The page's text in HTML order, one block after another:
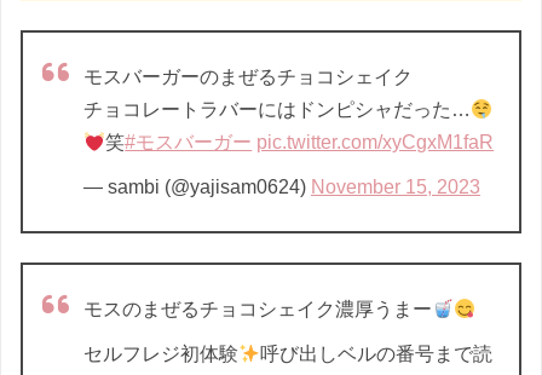
モスバーガーのまぜるチョコシェイク
チョコレートラバーにはドンピシャだった…
笑#モスバーガー pic.twitter.com/xyCgxM1faR
— sambi (@yajisam0624) November 15, 2023
モスのまぜるチョコシェイク濃厚うまー
セルフレジ初体験
呼び出しベルの番号まで読